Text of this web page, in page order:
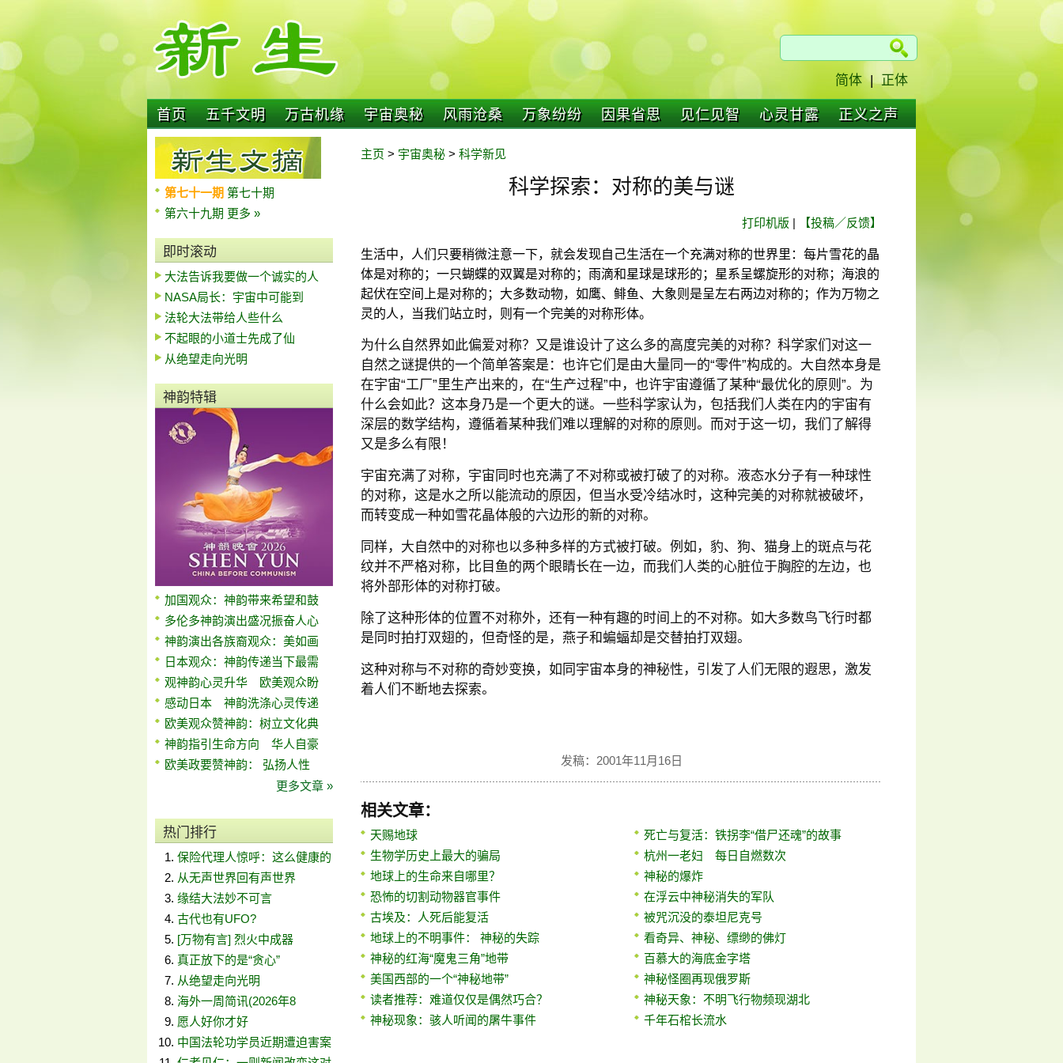
简体 | 正体
首页 五千文明 万古机缘 宇宙奥秘 风雨沧桑 万象纷纷 因果省思 见仁见智 心灵甘露 正义之声
第七十一期 第七十期
第六十九期 更多 »
即时滚动
大法告诉我要做一个诚实的人
NASA局长：宇宙中可能到
法轮大法带给人些什么
不起眼的小道士先成了仙
从绝望走向光明
神韵特辑
加国观众：神韵带来希望和鼓
多伦多神韵演出盛况振奋人心
神韵演出各族裔观众：美如画
日本观众：神韵传递当下最需
观神韵心灵升华 欧美观众盼
感动日本 神韵洗涤心灵传递
欧美观众赞神韵：树立文化典
神韵指引生命方向 华人自豪
欧美政要赞神韵： 弘扬人性
更多文章 »
热门排行
保险代理人惊呼：这么健康的
从无声世界回有声世界
缘结大法妙不可言
古代也有UFO?
[万物有言] 烈火中成器
真正放下的是“贪心”
从绝望走向光明
海外一周简讯(2026年8
愿人好你才好
中国法轮功学员近期遭迫害案
主页 > 宇宙奥秘 > 科学新见
科学探索：对称的美与谜
打印机版 | 【投稿／反馈】
生活中，人们只要稍微注意一下，就会发现自己生活在一个充满对称的世界里：每片雪花的晶
体是对称的；一只蝴蝶的双翼是对称的；雨滴和星球是球形的；星系呈螺旋形的对称；海浪的
起伏在空间上是对称的；大多数动物，如鹰、鲱鱼、大象则是呈左右两边对称的；作为万物之
灵的人，当我们站立时，则有一个完美的对称形体。
为什么自然界如此偏爱对称？又是谁设计了这么多的高度完美的对称？科学家们对这一
自然之谜提供的一个简单答案是：也许它们是由大量同一的“零件”构成的。大自然本身是
在宇宙“工厂”里生产出来的，在“生产过程”中，也许宇宙遵循了某种“最优化的原则”。为
什么会如此？这本身乃是一个更大的谜。一些科学家认为，包括我们人类在内的宇宙有
深层的数学结构，遵循着某种我们难以理解的对称的原则。而对于这一切，我们了解得
又是多么有限！
宇宙充满了对称，宇宙同时也充满了不对称或被打破了的对称。液态水分子有一种球性
的对称，这是水之所以能流动的原因，但当水受冷结冰时，这种完美的对称就被破坏，
而转变成一种如雪花晶体般的六边形的新的对称。
同样，大自然中的对称也以多种多样的方式被打破。例如，豹、狗、猫身上的斑点与花
纹并不严格对称，比目鱼的两个眼睛长在一边，而我们人类的心脏位于胸腔的左边，也
将外部形体的对称打破。
除了这种形体的位置不对称外，还有一种有趣的时间上的不对称。如大多数鸟飞行时都
是同时拍打双翅的，但奇怪的是，燕子和蝙蝠却是交替拍打双翅。
这种对称与不对称的奇妙变换，如同宇宙本身的神秘性，引发了人们无限的遐思，激发
着人们不断地去探索。
发稿：2001年11月16日
相关文章：
天赐地球
生物学历史上最大的骗局
地球上的生命来自哪里？
恐怖的切割动物器官事件
古埃及：人死后能复活
地球上的不明事件： 神秘的失踪
神秘的红海“魔鬼三角”地带
美国西部的一个“神秘地带”
读者推荐：难道仅仅是偶然巧合？
神秘现象：骇人听闻的屠牛事件
死亡与复活：铁拐李“借尸还魂”的故事
杭州一老妇 每日自燃数次
神秘的爆炸
在浮云中神秘消失的军队
被咒沉没的泰坦尼克号
看奇异、神秘、缥缈的佛灯
百慕大的海底金字塔
神秘怪圈再现俄罗斯
神秘天象：不明飞行物频现湖北
千年石棺长流水